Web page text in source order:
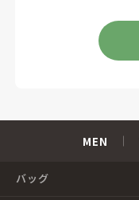
MEN
バッグ